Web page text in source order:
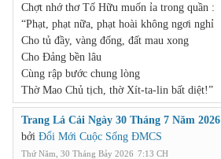
Chợt nhớ thơ Tố Hữu muốn ỉa trong quần :
“Phạt, phạt nữa, phạt hoài không ngơi nghỉ
Cho tủ đầy, vàng đống, đất mau xong
Cho Đảng bền lâu
Cùng rập bước chung lòng
Thờ Mao Chủ tịch, thờ Xít-ta-lin bất diệt!”
Trang Lá Cải Ngày 30 Tháng 7 Năm 2026
bởi Đổi Mới Cuộc Sống ĐMCS
Thứ Năm, 30 Tháng Bảy 2026 7:13 CH